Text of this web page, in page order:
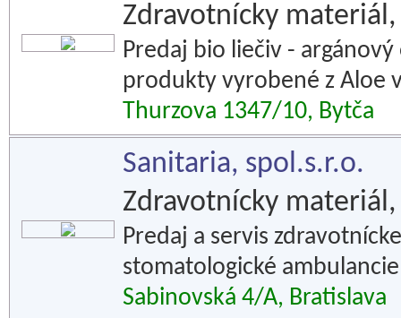
Zdravotnícky
Predaj bio liečiv -
produkty vyrobené z Aloe
Thurzova 1347/10, Bytča
Sanitaria, spol.s.r.o.
Zdravotnícky
Predaj a servis
stomatologické
Sabinovská 4/A, Bratislava